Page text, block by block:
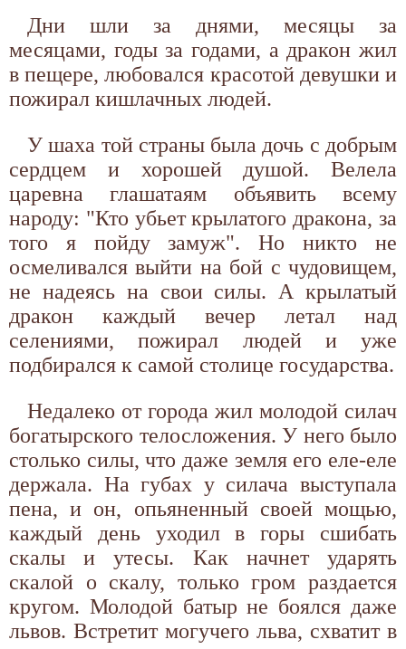
Дни шли за днями, месяцы за
месяцами, годы за годами, а дракон жил
в пещере, любовался красотой девушки и
пожирал кишлачных людей.
У шаха той страны была дочь с добрым
сердцем и хорошей душой. Велела
царевна глашатаям объявить всему
народу: "Кто убьет крылатого дракона, за
того я пойду замуж". Но никто не
осмеливался выйти на бой с чудовищем,
не надеясь на свои силы. А крылатый
дракон каждый вечер летал над
селениями, пожирал людей и уже
подбирался к самой столице государства.
Недалеко от города жил молодой силач
богатырского телосложения. У него было
столько силы, что даже земля его еле-еле
держала. На губах у силача выступала
пена, и он, опьяненный своей мощью,
каждый день уходил в горы сшибать
скалы и утесы. Как начнет ударять
скалой о скалу, только гром раздается
кругом. Молодой батыр не боялся даже
львов. Встретит могучего льва, схватит в